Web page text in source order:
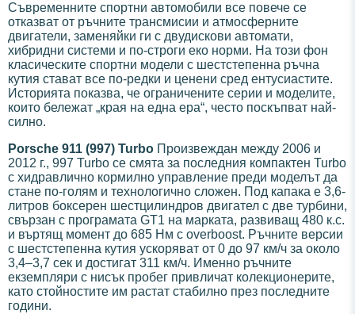
Съвременните спортни автомобили все повече се
отказват от ръчните трансмисии и атмосферните
двигатели, заменяйки ги с двудискови автомати,
хибридни системи и по-строги еко норми. На този фон
класическите спортни модели с шестстепенна ръчна
кутия стават все по-редки и ценени сред ентусиастите.
Историята показва, че ограничените серии и моделите,
които бележат „края на една ера“, често поскъпват най-
силно.
Porsche 911 (997) Turbo Произвеждан между 2006 и
2012 г., 997 Turbo се смята за последния компактен Turbo
с хидравлично кормилно управление преди моделът да
стане по-голям и технологично сложен. Под капака е 3,6-
литров боксерен шестцилиндров двигател с две турбини,
свързан с програмата GT1 на марката, развиващ 480 к.с.
и въртящ момент до 685 Нм с overboost. Ръчните версии
с шестстепенна кутия ускоряват от 0 до 97 км/ч за около
3,4–3,7 сек и достигат 311 км/ч. Именно ръчните
екземпляри с нисък пробег привличат колекционерите,
като стойностите им растат стабилно през последните
години.